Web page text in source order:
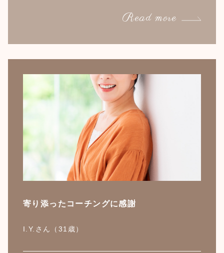
Read more
寄り添ったコーチングに感謝
I.Y.さん（31歳）